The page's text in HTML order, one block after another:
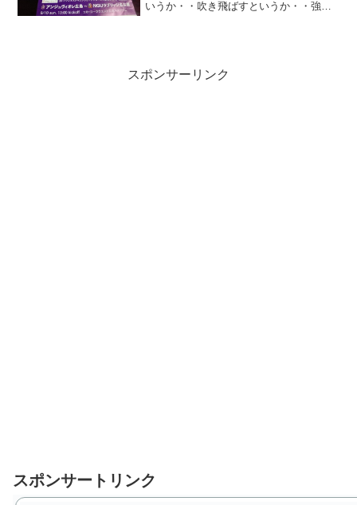
いうか・・吹き飛ばすというか・・強烈
スポンサーリンク
スポンサートリンク